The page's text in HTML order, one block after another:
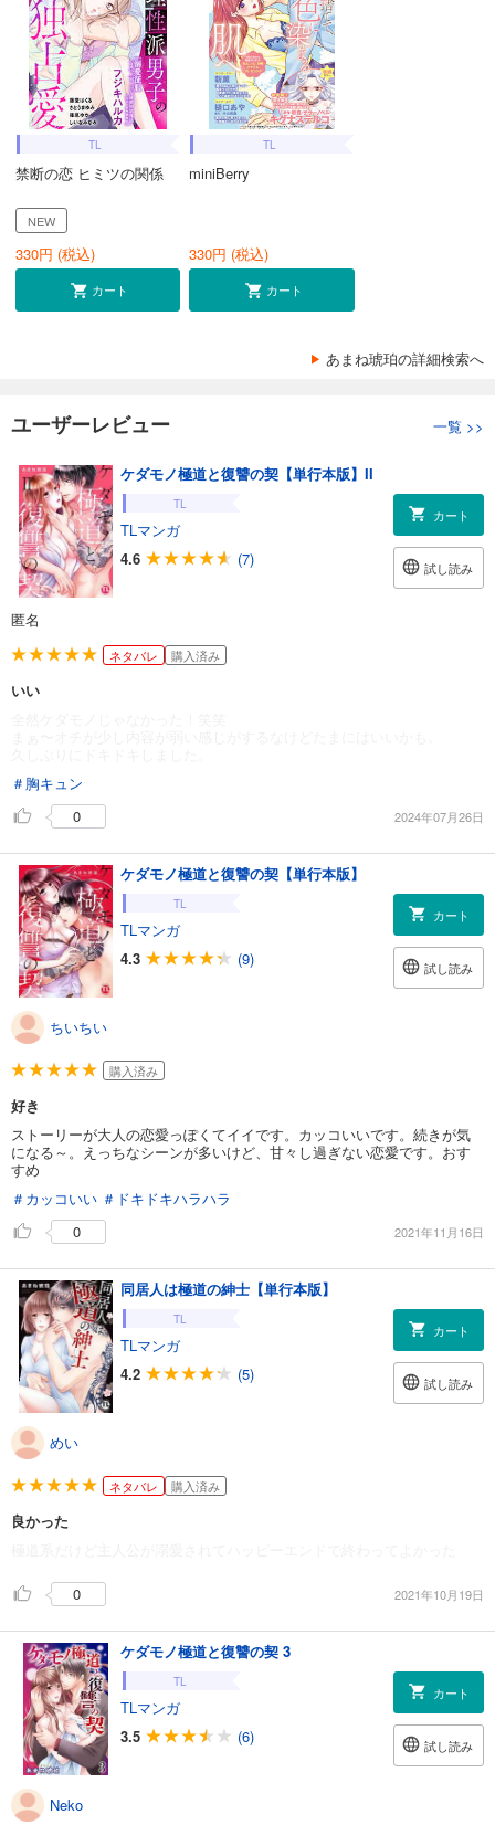
TL
禁断の恋 ヒミツの関係
NEW
330円 (税込)
カート
TL
miniBerry
330円 (税込)
カート
あまね琥珀の詳細検索へ
ユーザーレビュー 一覧 >>
ケダモノ極道と復讐の契【単行本版】II
TL
TLマンガ
4.6
(7)
カート
試し読み
匿名
ネタバレ 購入済み
いい
＃胸キュン
0
2024年07月26日
ケダモノ極道と復讐の契【単行本版】
TL
TLマンガ
4.3
(9)
カート
試し読み
ちいちい
購入済み
好き
ストーリーが大人の恋愛っぽくてイイです。カッコいいです。続きが気
になる～。えっちなシーンが多いけど、甘々し過ぎない恋愛です。おす
すめ
＃カッコいい ＃ドキドキハラハラ
0
2021年11月16日
同居人は極道の紳士【単行本版】
TL
TLマンガ
4.2
(5)
カート
試し読み
めい
ネタバレ 購入済み
良かった
0 2021年10月19日
ケダモノ極道と復讐の契 3
TL
TLマンガ
3.5
(6)
カート
試し読み
Neko